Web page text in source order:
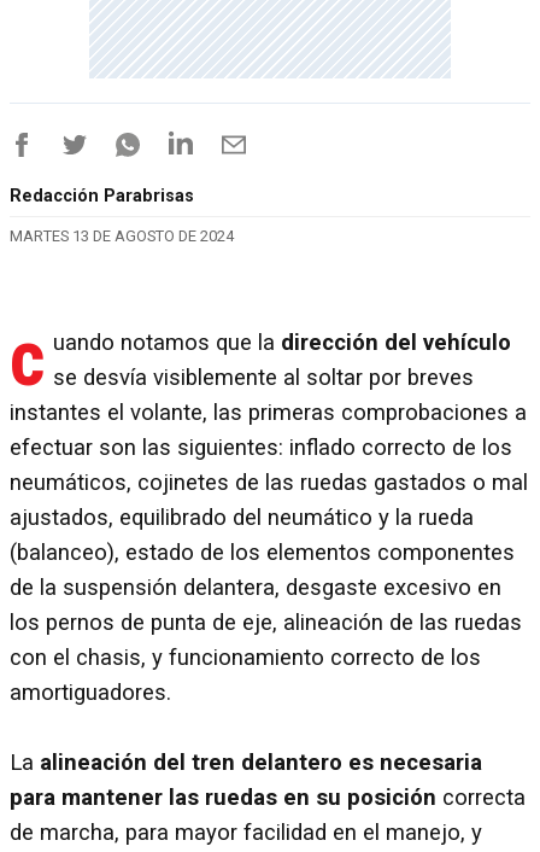
Redacción Parabrisas
MARTES 13 DE AGOSTO DE 2024
c uando notamos que la dirección del vehículo
se desvía visiblemente al soltar por breves
instantes el volante, las primeras comprobaciones a
efectuar son las siguientes: inflado correcto de los
neumáticos, cojinetes de las ruedas gastados o mal
ajustados, equilibrado del neumático y la rueda
(balanceo), estado de los elementos componentes
de la suspensión delantera, desgaste excesivo en
los pernos de punta de eje, alineación de las ruedas
con el chasis, y funcionamiento correcto de los
amortiguadores.
La alineación del tren delantero es necesaria
para mantener las ruedas en su posición correcta
de marcha, para mayor facilidad en el manejo, y